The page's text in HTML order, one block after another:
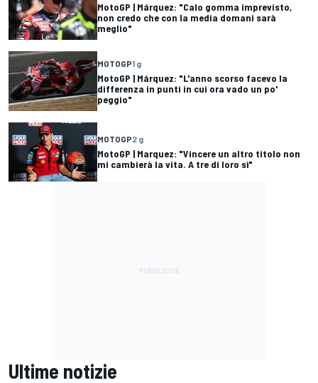
MotoGP | Márquez: "Calo gomma imprevisto,
non credo che con la media domani sarà
meglio"
MOTOGP1 g
MotoGP | Márquez: "L'anno scorso facevo la
differenza in punti in cui ora vado un po'
peggio"
MOTOGP2 g
MotoGP | Marquez: "Vincere un altro titolo non
mi cambierà la vita. A tre di loro sì"
Ultime notizie